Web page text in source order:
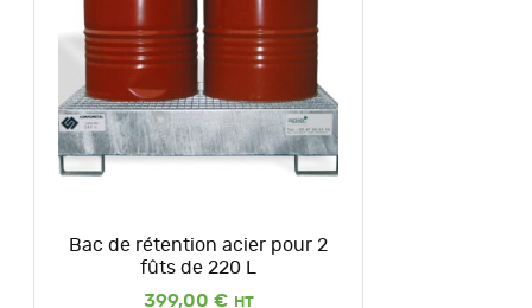
Bac de rétention acier pour 2
fûts de 220 L
399,00 €